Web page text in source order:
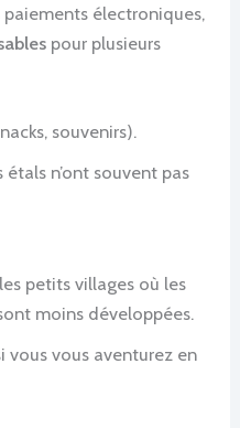
électroniques,
pour plusieurs
souvenirs).
étals n’ont souvent pas
petits villages où les
moins développées.
vous vous aventurez en